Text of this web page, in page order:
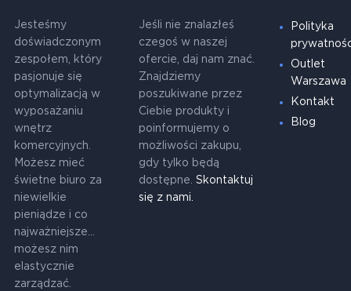
Jesteśmy
doświadczonym
zespołem, który
pasjonuje się
optymalizacją w
wyposażaniu
wnętrz
komercyjnych.
Możesz mieć
świetne biuro za
niewielkie
pieniądze i co
najważniejsze...
możesz nim
elastycznie
zarządzać.
Jeśli nie znalazłeś
czegoś w naszej
ofercie, daj nam znać.
Znajdziemy
poszukiwane przez
Ciebie produkty i
poinformujemy o
możliwości zakupu,
gdy tylko będą
dostępne. Skontaktuj
się z nami.
Polityka
Outlet
Warszawa
Kontakt
Blog